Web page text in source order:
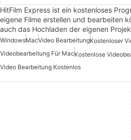
HitFilm Express ist ein kostenloses
eigene Filme erstellen und bearbeiten
auch das Hochladen der eigenen
WindowsMacVideo BearbeitungKostenloser
Videobearbeitung Für MacKostenlose
Video Bearbeitung Kostenlos